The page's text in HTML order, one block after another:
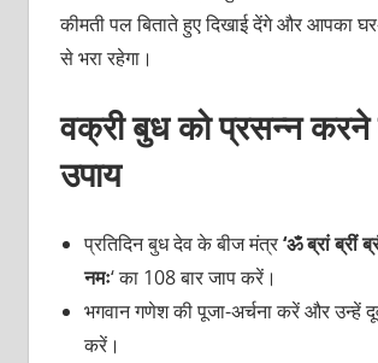
कीमती पल बिताते हुए दिखाई देंगे और आपका
से भरा रहेगा।
वक्री बुध को प्रसन्न
उपाय
प्रतिदिन बुध देव के बीज मंत्र‘ॐ ब्रां ब्रीं
नमः‘ का 108 बार जाप करें।
भगवान गणेश की पूजा-अर्चना करें और उन्हें
करें।